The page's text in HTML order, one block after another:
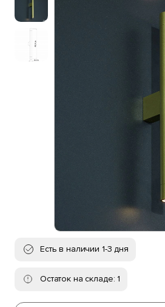
Есть в наличии 1-3 дня
Остаток на складе: 1